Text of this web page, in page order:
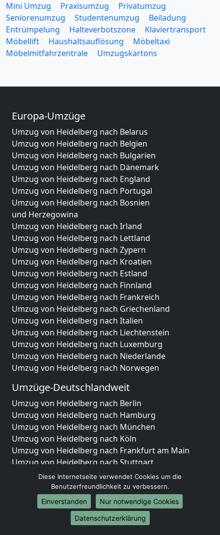
Mini Umzug
Praxisumzug
Privatumzug
Seniorenumzug
Studentenumzug
Beiladung
Entrümpelung
Halteverbotszone
Klaviertransport
Möbellift
Haushaltsauflösung
Möbeltaxi
Möbelmitfahrzentrale
Umzugskartons
Europa-Umzüge
Umzug von Heidelberg nach Belarus
Umzug von Heidelberg nach Belgien
Umzug von Heidelberg nach Bulgarien
Umzug von Heidelberg nach Dänemark
Umzug von Heidelberg nach England
Umzug von Heidelberg nach Portugal
Umzug von Heidelberg nach Bosnien
und Herzegowina
Umzug von Heidelberg nach Irland
Umzug von Heidelberg nach Lettland
Umzug von Heidelberg nach Zypern
Umzug von Heidelberg nach Kroatien
Umzug von Heidelberg nach Estland
Umzug von Heidelberg nach Finnland
Umzug von Heidelberg nach Frankreich
Umzug von Heidelberg nach Griechenland
Umzug von Heidelberg nach Italien
Umzug von Heidelberg nach Liechtenstein
Umzug von Heidelberg nach Luxemburg
Umzug von Heidelberg nach Niederlande
Umzug von Heidelberg nach Norwegen
Umzüge-Deutschlandweit
Umzug von Heidelberg nach Berlin
Umzug von Heidelberg nach Hamburg
Umzug von Heidelberg nach München
Umzug von Heidelberg nach Köln
Umzug von Heidelberg nach Frankfurt am Main
Umzug von Heidelberg nach Stuttgart
Umzug von Heidelberg nach Düsseldorf
Umzug von Heidelberg nach Leipzig
Umzug von Heidelberg nach Dortmund
Umzug von Heidelberg nach Essen
Umzug von Heidelberg nach Bremen
Diese Internetseite verwendet Cookies um die
Benutzerfreundlichkeit zu verbessern.
Einverstanden
Nur notwendige Cookies
Datenschutzerklärung